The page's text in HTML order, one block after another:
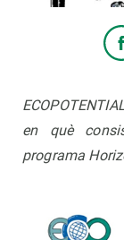
en què
programa